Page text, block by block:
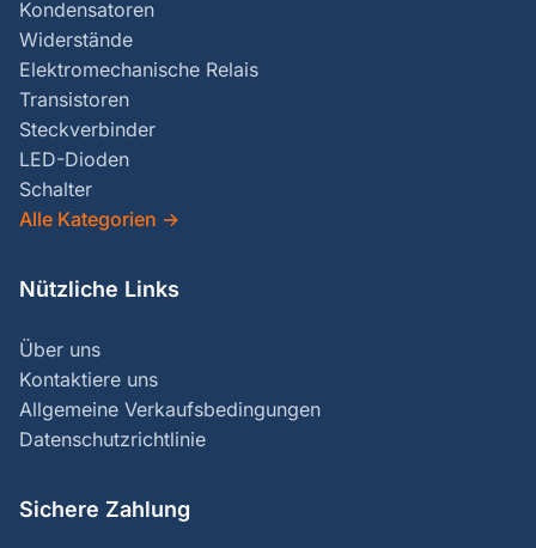
Kondensatoren
Widerstände
Elektromechanische Relais
Transistoren
Steckverbinder
LED-Dioden
Schalter
Alle Kategorien →
Nützliche Links
Über uns
Kontaktiere uns
Allgemeine Verkaufsbedingungen
Datenschutzrichtlinie
Sichere Zahlung